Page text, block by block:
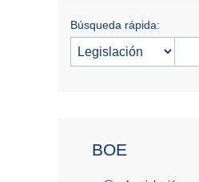
Búsqueda rápida:
BOE